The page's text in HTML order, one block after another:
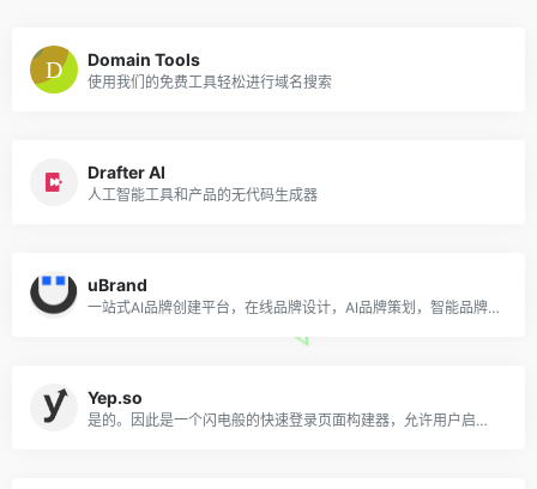
Domain Tools
使用我们的免费工具轻松进行域名搜索
Drafter AI
人工智能工具和产品的无代码生成器
uBrand
一站式AI品牌创建平台，在线品牌设计，AI品牌策划，智能品牌营销；uBrand帮助创业者轻松打造个性品牌！
Yep.so
是的。因此是一个闪电般的快速登录页面构建器，允许用户启动登录页面并在几分钟内开始收集注册。